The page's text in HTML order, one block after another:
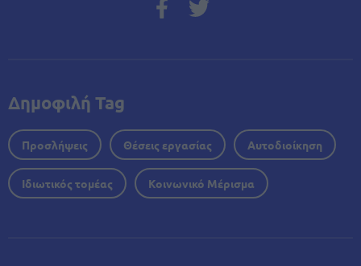
Δημοφιλή Tag
Προσλήψεις Θέσεις εργασίας Αυτοδιοίκηση
Ιδιωτικός τομέας Κοινωνικό Μέρισμα